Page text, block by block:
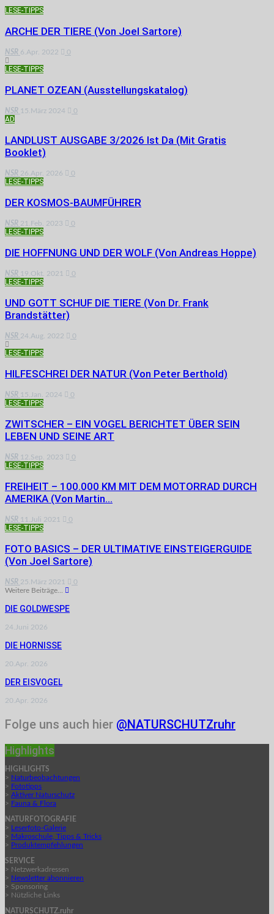
LESE-TIPPS
ARCHE DER TIERE (von Joel Sartore)
NSR 6.Apr. 2022 0
LESE-TIPPS
PLANET OZEAN (Ausstellungskatalog)
NSR 15.März 2024 0
AD
LANDLUST AUSGABE 3/2026 Ist Da (mit Gratis
Booklet)
NSR 26.Apr. 2026 0
LESE-TIPPS
DER KOSMOS-BAUMFÜHRER
NSR 21.Feb. 2023 0
LESE-TIPPS
DIE HOFFNUNG UND DER WOLF (von Andreas Hoppe)
NSR 19.Okt. 2021 0
LESE-TIPPS
UND GOTT SCHUF DIE TIERE (von Dr. Frank
Brandstätter)
NSR 24.Aug. 2022 0
LESE-TIPPS
HILFESCHREI DER NATUR (von Peter Berthold)
NSR 15.Jan. 2024 0
LESE-TIPPS
ZWITSCHER – EIN VOGEL BERICHTET ÜBER SEIN
LEBEN UND SEINE ART
NSR 12.Sep. 2023 0
LESE-TIPPS
FREIHEIT – 100.000 KM MIT DEM MOTORRAD DURCH
AMERIKA (von Martin…
NSR 11.Juli 2021 0
LESE-TIPPS
FOTO BASICS – DER ULTIMATIVE EINSTEIGERGUIDE
(von Joel Sartore)
NSR 25.März 2021
0
Weitere Beiträge...
DIE GOLDWESPE
24.Juni 2026
DIE HORNISSE
20.Apr. 2026
DER EISVOGEL
20.Apr. 2026
Folge uns auch hier @NATURSCHUTZruhr
Highlights
HIGHLIGHTS
> Naturbeobachtungen
> Fototipps
> Aktiver Naturschutz
> Fauna & Flora
NATURFOTOGRAFIE
>
Leserfoto-Galerie
> Makroschule, Tipps & Tricks
> Produktempfehlungen
SERVICE
> Netzwerkadressen
> Newsletter abonnieren
> Sponsoring
> Nützliche Links
NATURSCHUTZ.ruhr